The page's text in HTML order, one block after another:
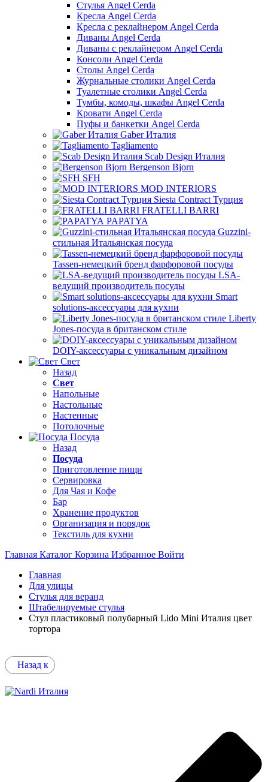
Стулья Angel Cerda
Кресла Angel Cerda
Кресла с реклайнером Angel Cerda
Диваны Angel Cerda
Диваны с реклайнером Angel Cerda
Консоли Angel Cerda
Столы Angel Cerda
Журнальные столики Angel Cerda
Туалетные столики Angel Cerda
Тумбы, комоды, шкафы Angel Cerda
Кровати Angel Cerda
Пуфы и банкетки Angel Cerda
Gaber Италия
Tagliamento
Scab Design Италия
Bergenson Bjorn
SFH
MOD INTERIORS
Siesta Contract Турция
FRATELLI BARRI
PAPATYA
Guzzini-
стильная Итальянская посуда
Tassen-немецкий бренд фарфоровой посуды
LSA-
ведущий производитель посуды
Smart
solutions-аксессуары для кухни
Liberty
Jones-посуда в британском стиле
DOIY-аксессуары с уникальным дизайном
Свет
Назад
Свет
Напольные
Настольные
Настенные
Потолочные
Посуда
Назад
Посуда
Приготовление пищи
Сервировка
Для Чая и Кофе
Бар
Хранение продуктов
Организация и порядок
Текстиль для кухни
Главная Каталог Корзина Избранное Войти
Главная
Для улицы
Стулья для веранд
Штабелируемые стулья
Стул пластиковый полубарный Lido Mini Италия цвет
тортора
Назад к